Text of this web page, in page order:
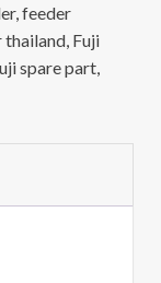
,feeder
thailand, Fuji
spare part,